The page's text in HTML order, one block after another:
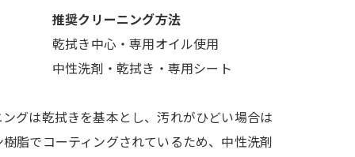
推奨クリーニング方法
乾拭き中心・専用オイル使用
中性洗剤・乾拭き・専用シート
グは乾拭きを基本とし、汚れがひどい場合は
脂でコーティングされているため、中性洗剤